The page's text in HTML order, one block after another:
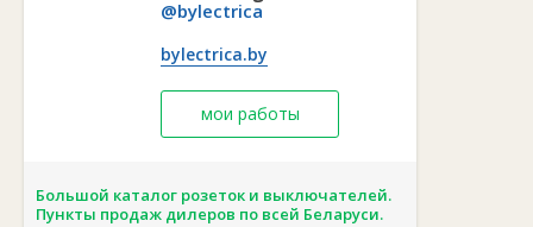
@bylectrica
bylectrica.by
мои работы
Большой каталог розеток и выключателей.
Пункты продаж дилеров по всей Беларуси.